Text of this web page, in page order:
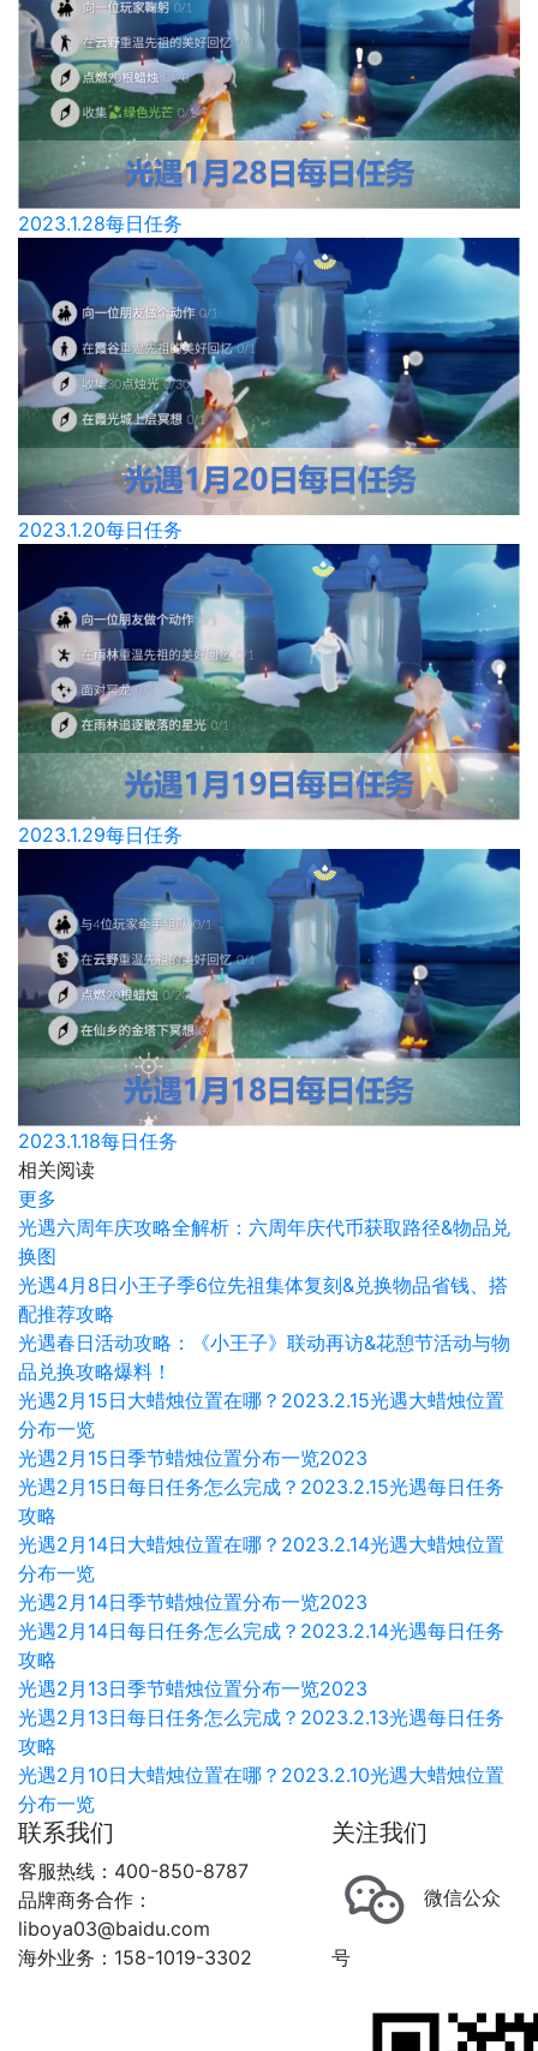
2023.1.28每日任务
2023.1.20每日任务
2023.1.29每日任务
2023.1.18每日任务
相关阅读
更多
光遇六周年庆攻略全解析：六周年庆代币获取路径&物品兑
换图
光遇4月8日小王子季6位先祖集体复刻&兑换物品省钱、搭
配推荐攻略
光遇春日活动攻略：《小王子》联动再访&花憩节活动与物
品兑换攻略爆料！
光遇2月15日大蜡烛位置在哪？2023.2.15光遇大蜡烛位置
分布一览
光遇2月15日季节蜡烛位置分布一览2023
光遇2月15日每日任务怎么完成？2023.2.15光遇每日任务
攻略
光遇2月14日大蜡烛位置在哪？2023.2.14光遇大蜡烛位置
分布一览
光遇2月14日季节蜡烛位置分布一览2023
光遇2月14日每日任务怎么完成？2023.2.14光遇每日任务
攻略
光遇2月13日季节蜡烛位置分布一览2023
光遇2月13日每日任务怎么完成？2023.2.13光遇每日任务
攻略
光遇2月10日大蜡烛位置在哪？2023.2.10光遇大蜡烛位置
分布一览
联系我们
客服热线：400-850-8787
品牌商务合作：
liboya03@baidu.com
海外业务：158-1019-3302
关注我们
微信公众
号